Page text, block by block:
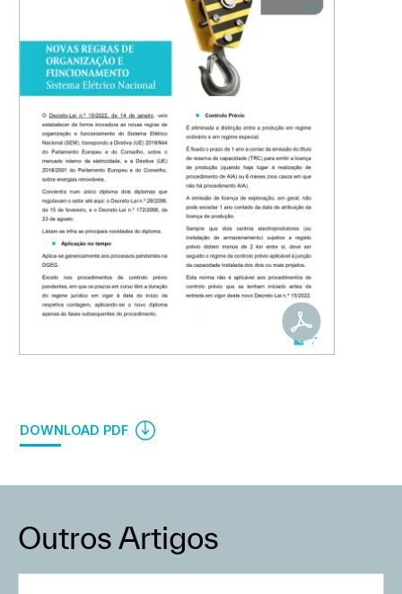
DOWNLOAD PDF
Outros Artigos